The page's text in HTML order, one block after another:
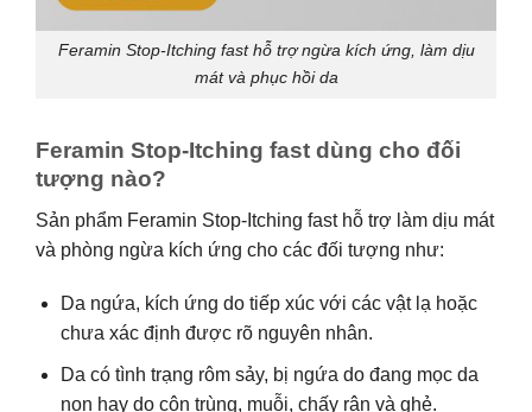
Feramin Stop-Itching fast hỗ trợ ngừa kích ứng, làm dịu
mát và phục hồi da
Feramin Stop-Itching fast dùng cho đối
tượng nào?
Sản phẩm Feramin Stop-Itching fast hỗ trợ làm dịu mát
và phòng ngừa kích ứng cho các đối tượng như:
Da ngứa, kích ứng do tiếp xúc với các vật lạ hoặc
chưa xác định được rõ nguyên nhân.
Da có tình trạng rôm sảy, bị ngứa do đang mọc da
non hay do côn trùng, muỗi, chấy rận và ghẻ.